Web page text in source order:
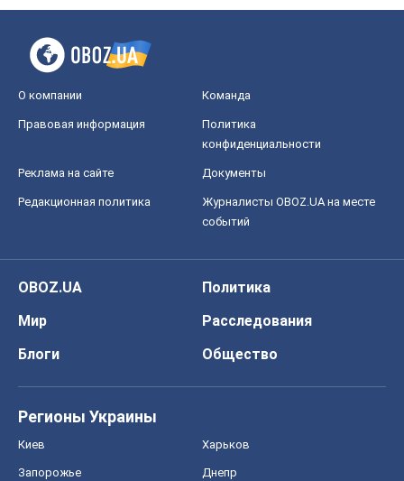
О компании Команда
Правовая информация
Политика
конфиденциальности
Реклама на сайте Документы
Редакционная политика
Журналисты OBOZ.UA на месте
событий
OBOZ.UA
Политика
Мир
Расследования
Блоги
Общество
Регионы Украины
Киев Харьков
Запорожье Днепр